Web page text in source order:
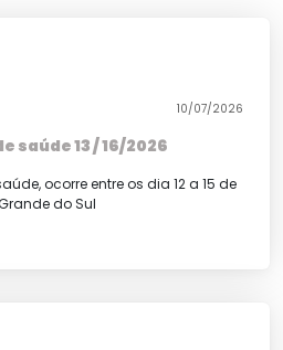
10/07/2026
saúde 13 / 16/2026
ocorre entre os dia 12 a 15 de
do Sul